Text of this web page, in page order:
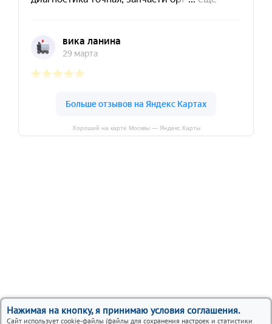
Нажимая на кнопку, я принимаю условия соглашения.
Сайт использует cookie-файлы (файлы для сохранения настроек и статистики
Хороший на карте Москвы — Яндекс Карты